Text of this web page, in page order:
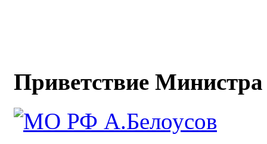
Приветствие